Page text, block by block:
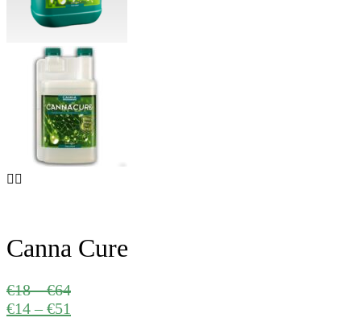
Canna Cure
€18 –€64Preisspanne:
€14 –€51